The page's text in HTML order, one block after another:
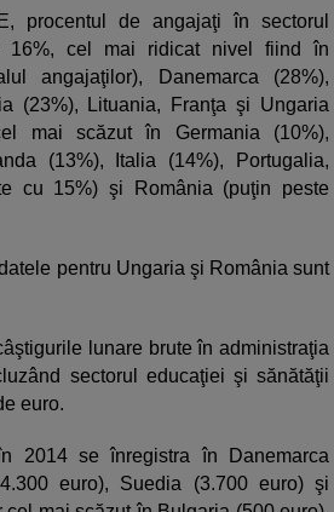
procentul de angajaţi în sectorul
16%, cel mai ridicat nivel fiind în
angajaţilor), Danemarca (28%),
(23%), Lituania, Franţa şi Ungaria
mai scăzut în Germania (10%),
(13%), Italia (14%), Portugalia,
cu 15%) şi România (puţin peste
pentru Ungaria şi România sunt
lunare brute în administraţia
sectorul educaţiei şi sănătăţii
euro.
2014 se înregistra în Danemarca
euro), Suedia (3.700 euro) şi